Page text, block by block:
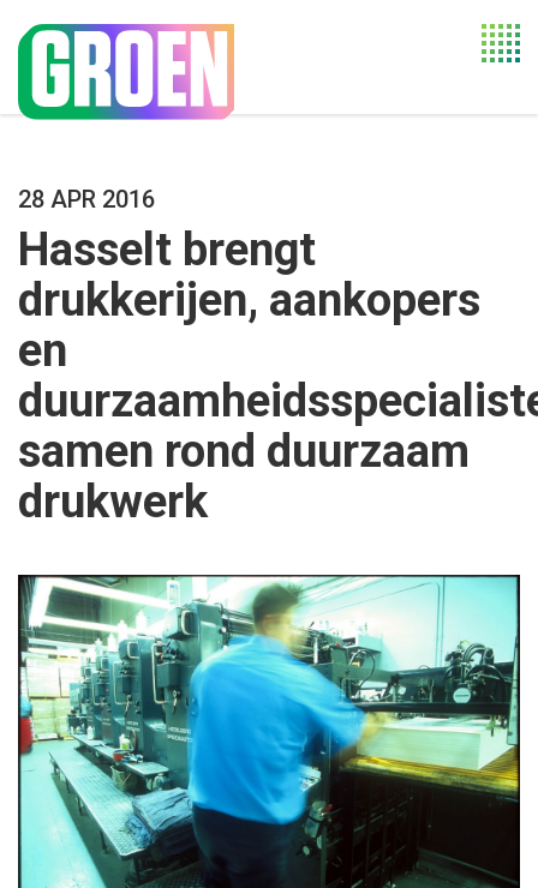
28 APR 2016
Hasselt brengt
drukkerijen, aankopers
en
samen rond duurzaam
drukwerk